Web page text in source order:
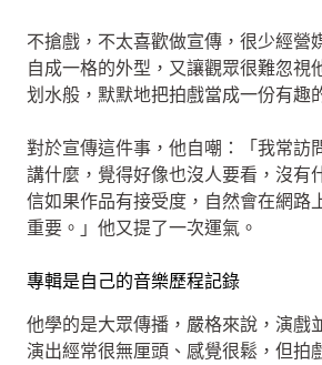
不搶戲，不太喜歡做宣傳，很少經營
自成一格的外型，又讓觀眾很難忽視
划水般，默默地把拍戲當成一份有趣
對於宣傳這件事，他自嘲：「我常訪
講什麼，覺得好像也沒人要看，沒有
信如果作品有接受度，自然會在網路
重要。」他又提了一次運氣。
專輯是自己的音樂歷程記錄
他學的是大眾傳播，嚴格來說，演戲
演出經常很無厘頭、感覺很鬆，但拍